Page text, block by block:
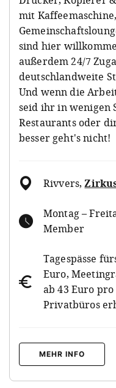
mit
sind hier
außerdem 24/7
deutschlandweite
Und wenn die
seid ihr in wenigen
Restaurants oder
besser geht's nicht!
Rivvers,
Montag –
Member
Tagespässe
Euro,
ab 43 Euro
Privatbüros
MEHR INFO